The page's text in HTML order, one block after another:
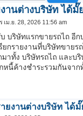
านต่างบริษัท ได้มั๊
เม.ย. 28, 2026 11:56 am
บริษัทแรกขายรถไถ อี
ยกรายงานที่บริษัทขาย
มาทั้ง บริษัทรถไถ และ
หนี้ค้างชำระรวมกันจาก
ยงานต่างบริษัท ได้